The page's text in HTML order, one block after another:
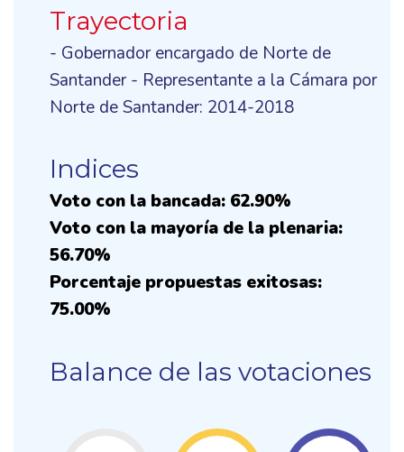
Trayectoria
- Gobernador encargado de Norte de
Santander - Representante a la Cámara por
Norte de Santander: 2014-2018
Indices
Voto con la bancada: 62.90%
Voto con la mayoría de la plenaria:
56.70%
Porcentaje propuestas exitosas:
75.00%
Balance de las votaciones